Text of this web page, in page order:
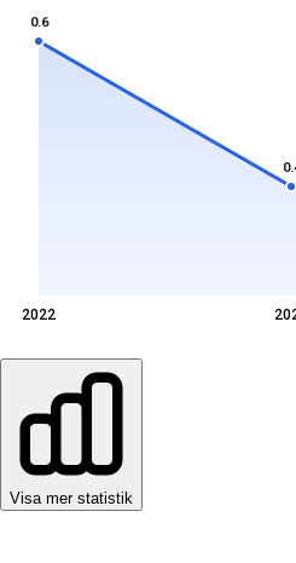
0.6
2022
Visa mer statistik